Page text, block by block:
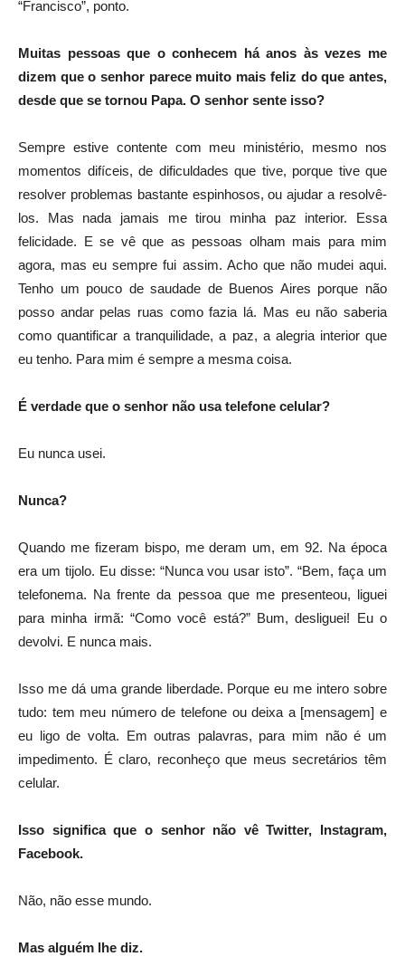
“Francisco”, ponto.
Muitas pessoas que o conhecem há anos às vezes me
dizem que o senhor parece muito mais feliz do que antes,
desde que se tornou Papa. O senhor sente isso?
Sempre estive contente com meu ministério, mesmo nos
momentos difíceis, de dificuldades que tive, porque tive que
resolver problemas bastante espinhosos, ou ajudar a resolvê-
los. Mas nada jamais me tirou minha paz interior. Essa
felicidade. E se vê que as pessoas olham mais para mim
agora, mas eu sempre fui assim. Acho que não mudei aqui.
Tenho um pouco de saudade de Buenos Aires porque não
posso andar pelas ruas como fazia lá. Mas eu não saberia
como quantificar a tranquilidade, a paz, a alegria interior que
eu tenho. Para mim é sempre a mesma coisa.
É verdade que o senhor não usa telefone celular?
Eu nunca usei.
Nunca?
Quando me fizeram bispo, me deram um, em 92. Na época
era um tijolo. Eu disse: “Nunca vou usar isto”. “Bem, faça um
telefonema. Na frente da pessoa que me presenteou, liguei
para minha irmã: “Como você está?” Bum, desliguei! Eu o
devolvi. E nunca mais.
Isso me dá uma grande liberdade. Porque eu me intero sobre
tudo: tem meu número de telefone ou deixa a [mensagem] e
eu ligo de volta. Em outras palavras, para mim não é um
impedimento. É claro, reconheço que meus secretários têm
celular.
Isso significa que o senhor não vê Twitter, Instagram,
Facebook.
Não, não esse mundo.
Mas alguém lhe diz.